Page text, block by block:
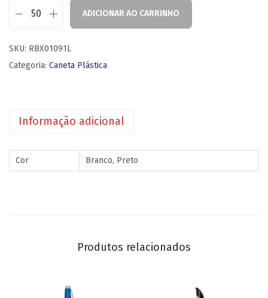
ADICIONAR AO CARRINHO
SKU: RBX01091L
Categoria: Caneta Plástica
Informação adicional
Cor Branco, Preto
Produtos relacionados